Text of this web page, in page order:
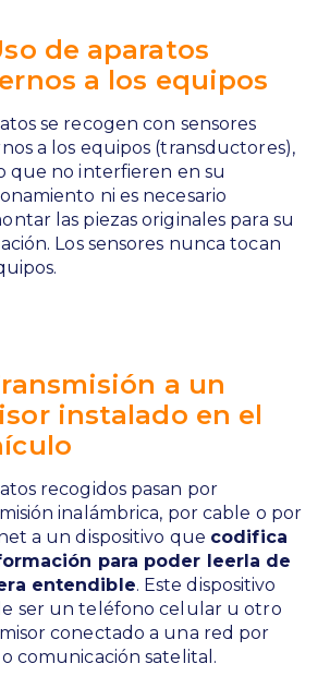
de aparatos
a los equipos
se recogen con sensores
a los equipos (transductores),
que no interfieren en su
ni es necesario
las piezas originales para su
Los sensores nunca tocan
a un
instalado en el
recogidos pasan por
inalámbrica, por cable o por
a un dispositivo que codifica
para poder leerla de
entendible. Este dispositivo
ser un teléfono celular u otro
conectado a una red por
comunicación satelital.